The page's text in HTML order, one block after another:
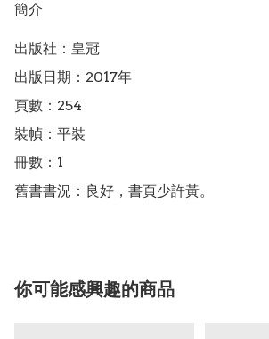
簡介
出版社：皇冠
出版日期：2017年
頁數：254
裝幀：平裝
冊數：1
舊書書況：良好，書頁少許黃。
你可能感興趣的商品